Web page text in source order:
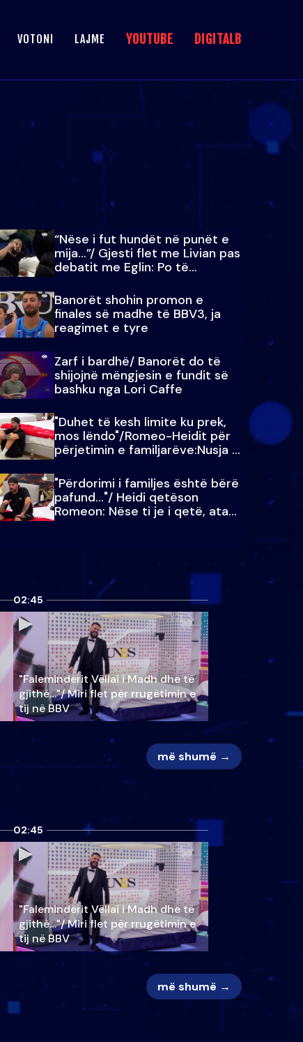
VOTONI LAJME YOUTUBE DIGITALB
“Nëse i fut hundët në punët e
mija…”/ Gjesti flet me Livian pas
debatit me Eglin: Po të
paralajmëroj
Banorët shohin promon e
finales së madhe të BBV3, ja
reagimet e tyre
Zarf i bardhë/ Banorët do të
shijojnë mëngjesin e fundit së
bashku nga Lori Caffe
"Duhet të kesh limite ku prek,
mos lëndo"/Romeo-Heidit për
përjetimin e familjarëve:Nusja e
Julit…
"Përdorimi i familjes është bërë
pafund…"/ Heidi qetëson
Romeon: Nëse ti je i qetë, ata
qetësohen
02:45
"Faleminderit Vëllai i Madh dhe të
gjithë…"/ Miri flet për rrugëtimin e
tij në BBV
më shumë →
02:45
"Faleminderit Vëllai i Madh dhe të
gjithë…"/ Miri flet për rrugëtimin e
tij në BBV
më shumë →